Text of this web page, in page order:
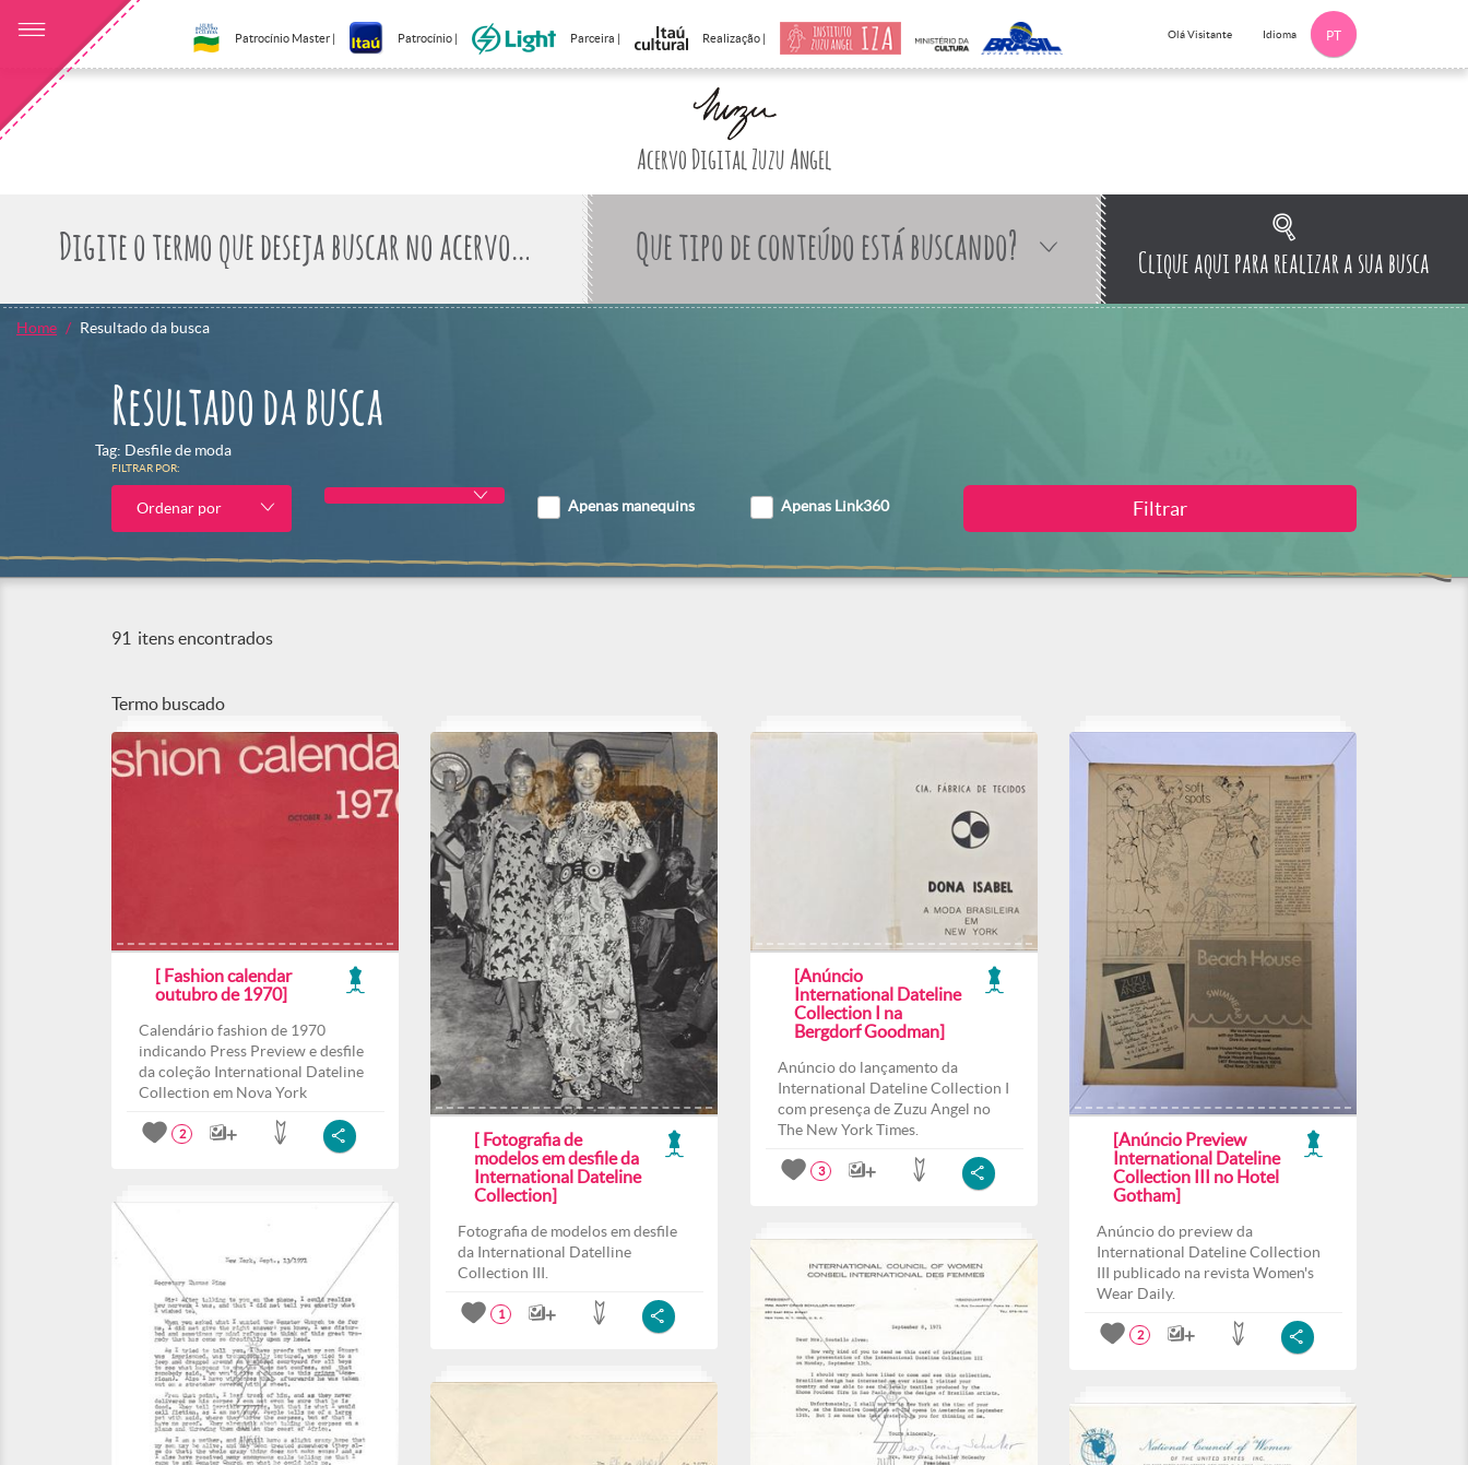
Patrocínio Master | Patrocínio | Parceira | Realização | Olá Visitante Idioma PT
Acervo Digital Zuzu Angel
Que tipo de conteúdo está buscando? Clique aqui para realizar a sua busca
Home Resultado da busca
Resultado da busca
Tag: Desfile de moda
FILTRAR POR:
Ordenar por Apenas manequins Apenas Link360
91 itens encontrados
Termo buscado
[ Fashion calendar
outubro de 1970]
Calendário fashion de 1970
indicando Press Preview e desfile
da coleção International Dateline
Collection em Nova York
2
[ Fotografia de
modelos em desfile da
International Dateline
Collection]
Fotografia de modelos em desfile
da International Datelline
Collection III.
1
[Anúncio
International Dateline
Collection I na
Bergdorf Goodman]
Anúncio do lançamento da
International Dateline Collection I
com presença de Zuzu Angel no
The New York Times.
3
[Anúncio Preview
International Dateline
Collection III no Hotel
Gotham]
Anúncio do preview da
International Dateline Collection
III publicado na revista Women's
Wear Daily.
2